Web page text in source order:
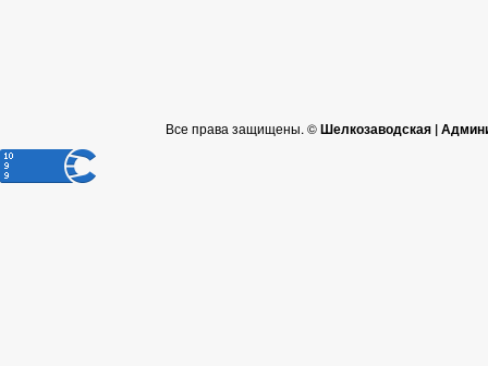
Все права защищены. ©Шелкозаводская |